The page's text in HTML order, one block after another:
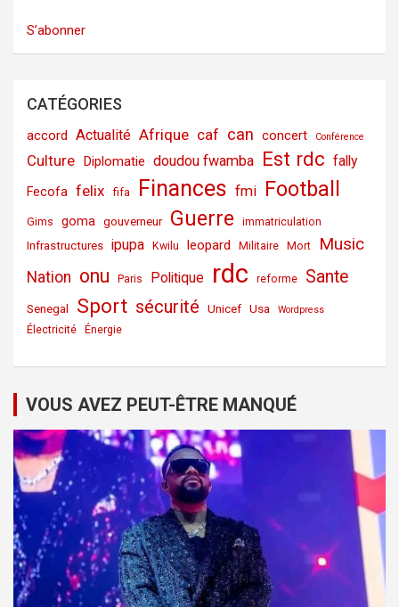
S’abonner
CATÉGORIES
accord Actualité Afrique caf can concert Conférence
Culture Diplomatie doudou fwamba Est rdc fally
Fecofa felix fifa Finances fmi Football
Gims goma gouverneur Guerre immatriculation
Infrastructures ipupa Kwilu leopard Militaire Mort Music
Nation onu Paris Politique rdc reforme Sante
Senegal Sport sécurité Unicef Usa Wordpress
Électricité Énergie
VOUS AVEZ PEUT-ÊTRE MANQUÉ